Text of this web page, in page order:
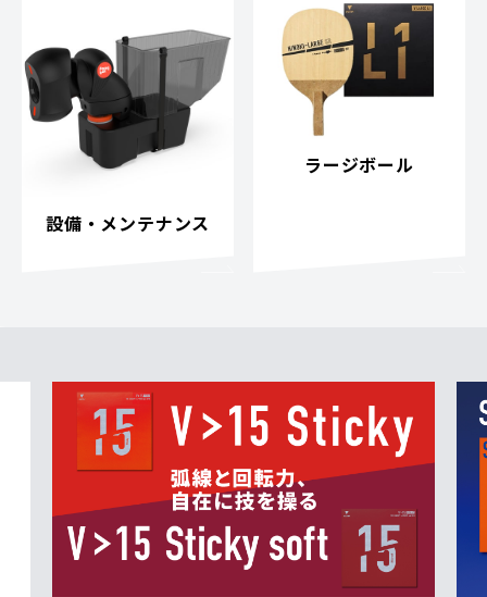
設備・メンテナンス
ラージボール